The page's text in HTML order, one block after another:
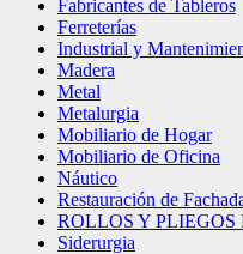
Fabricantes de Tableros
Ferreterías
Industrial y
Madera
Metal
Metalurgia
Mobiliario de Hogar
Mobiliario de Oficina
Náutico
Restauración de
ROLLOS Y PLIEGOS
Siderurgia